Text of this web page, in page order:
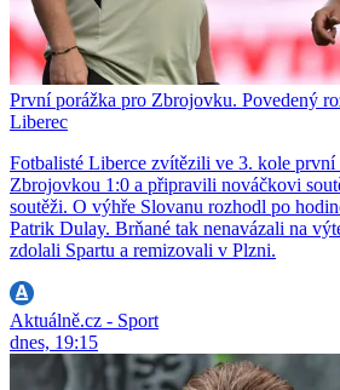
První porážka pro Zbrojovku. Povedený
Liberec
Fotbalisté Liberce zvítězili ve 3. kole
Zbrojovkou 1:0 a připravili nováčkovi
soutěži. O výhře Slovanu rozhodl po
Patrik Dulay. Brňané tak nenavázali na
zdolali Spartu a remizovali v Plzni.
Aktuálně.cz - Sport
dnes, 19:15